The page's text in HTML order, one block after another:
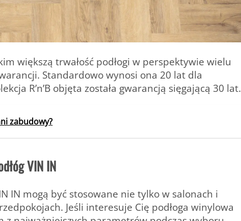
większą trwałość podłogi w perspektywie wielu
Standardowo wynosi ona 20 lat dla
R’n’B objęta została gwarancją sięgającą 30 lat.
zabudowy?
VIN IN
IN mogą być stosowane nie tylko w salonach i
Jeśli interesuje Cię podłoga winylowa